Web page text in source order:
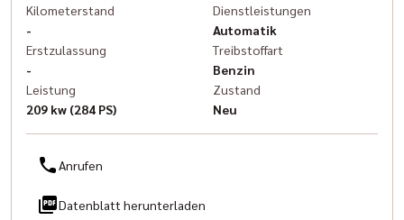
Kilometerstand
-
Erstzulassung
-
Leistung
209 kw (284 PS)
Dienstleistungen
Automatik
Treibstoffart
Benzin
Zustand
Neu
Anrufen
Datenblatt herunterladen